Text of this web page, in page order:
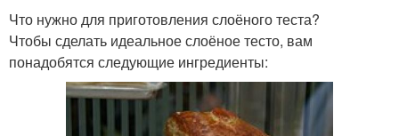
Что нужно для приготовления слоёного теста?
Чтобы сделать идеальное слоёное тесто, вам
понадобятся следующие ингредиенты: